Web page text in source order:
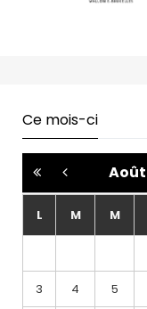
Ce mois-ci
Août
L M M
3 4 5